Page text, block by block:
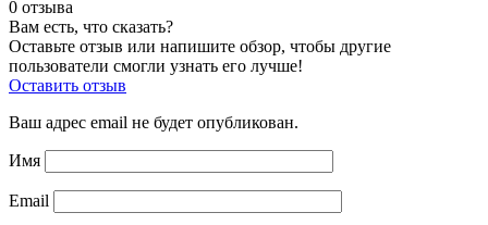
0 отзыва
Вам есть, что сказать?
Оставьте отзыв или напишите обзор, чтобы другие
пользователи смогли узнать его лучше!
Оставить отзыв
Ваш адрес email не будет опубликован.
Имя
Email